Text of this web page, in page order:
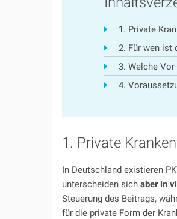
1. Private
2. Für wen ist
3. Welche
4.
1. Private
In Deutschland existieren
unterscheiden sich aber in
Steuerung des Beitrags,
für die private Form der